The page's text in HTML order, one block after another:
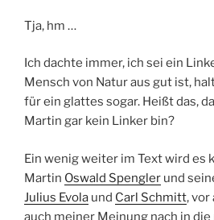
Tja, hm …
Ich dachte immer, ich sei ein
Mensch von Natur aus gut ist,
für ein glattes sogar. Heißt das,
Martin gar kein Linker bin?
Ein wenig weiter im Text wird es
Martin Oswald Spengler und
Julius Evola und Carl Schmitt,
auch meiner Meinung nach in